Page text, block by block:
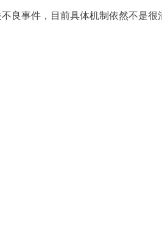
良事件，目前具体机制依然不是